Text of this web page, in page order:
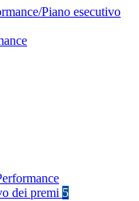
Piano esecutivo
dei premi 5